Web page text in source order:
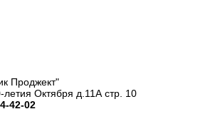
Проджект"
летия Октября д.11А стр. 10
42-02